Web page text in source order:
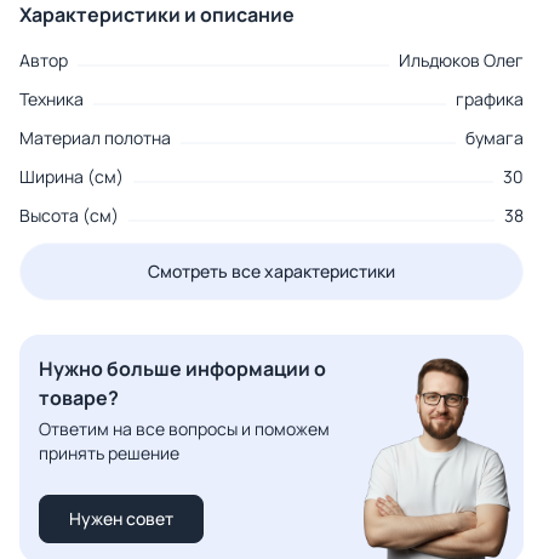
Характеристики и описание
Автор
Ильдюков Олег
Техника
графика
Материал полотна
бумага
Ширина (см)
30
Высота (см)
38
Смотреть все характеристики
Нужно больше информации о
товаре?
Ответим на все вопросы и поможем
принять решение
Нужен совет